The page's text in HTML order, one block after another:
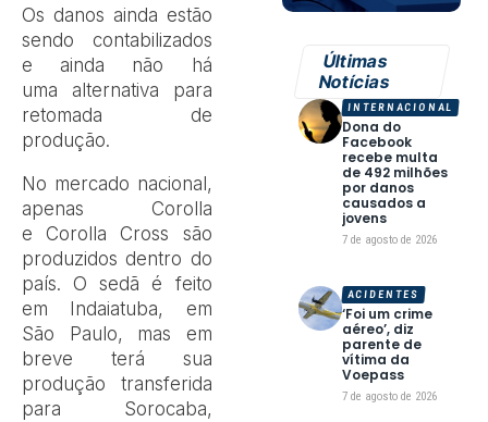
Os danos ainda estão
sendo contabilizados
e ainda não há
uma alternativa para
retomada de
produção.
No mercado nacional,
apenas Corolla
e Corolla Cross são
produzidos dentro do
país. O sedã é feito
em Indaiatuba, em
São Paulo, mas em
breve terá sua
produção transferida
para Sorocaba,
Últimas
Notícias
Dona do
Facebook
recebe multa
de 492 milhões
por danos
causados a
jovens
7 de agosto de 2026
INTERNACIONAL
‘Foi um crime
aéreo’, diz
parente de
vítima da
Voepass
7 de agosto de 2026
ACIDENTES